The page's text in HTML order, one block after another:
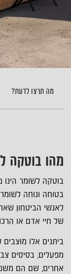
מה תרצו לדעת?
מהו בוטקה
בוטקה לשומר הינו
בטוחה ונוחה
לאנשי הביטחון
של חיי אדם או
ביתנים אלו
מפעלים, בסיסים
אחרים, שם הם